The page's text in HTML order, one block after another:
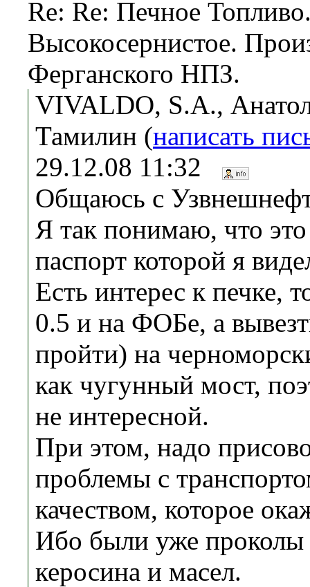
Re: Re: Печное
Высокосернистое.
Ферганского НПЗ.
VIVALDO, S.A.,
Тамилин (написать
29.12.08 11:32
Общаюсь с
Я так понимаю, что это
паспорт которой я
Есть интерес к печке,
0.5 и на ФОБе, а
пройти) на
как чугунный мост,
не интересной.
При этом, надо
проблемы с
качеством, которое
Ибо были уже проколы
керосина и масел.